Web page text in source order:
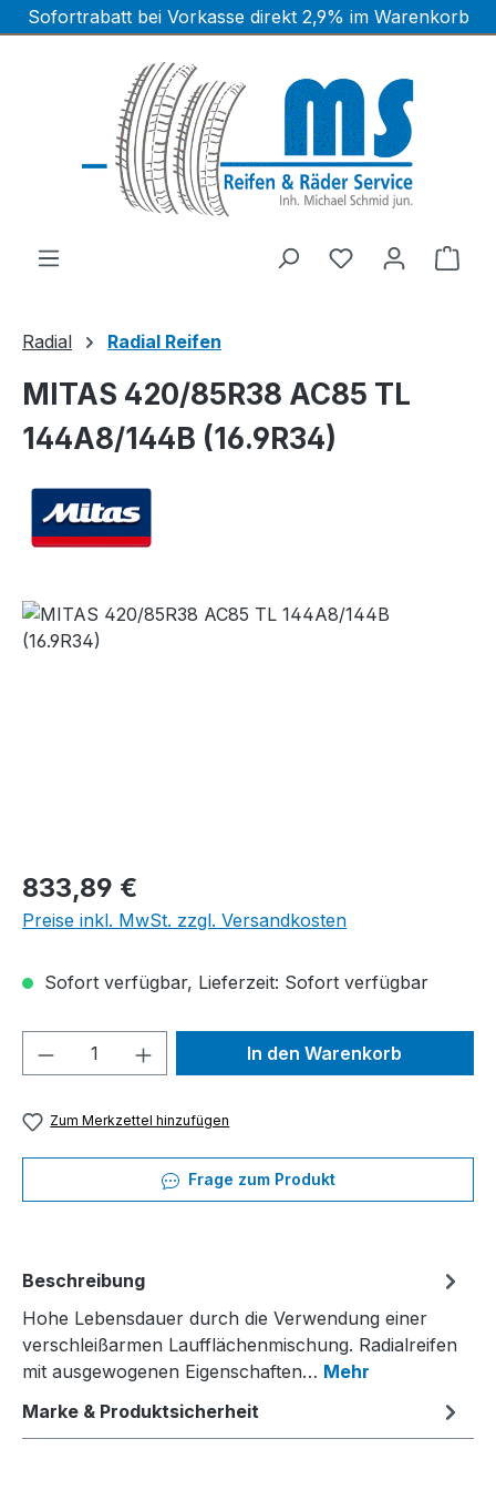
Zum Hauptinhalt springen
Sofortrabatt bei Vorkasse direkt 2,9% im Warenkorb
Radial Radial Reifen
MITAS 420/85R38 AC85 TL
144A8/144B (16.9R34)
Bildergalerie überspringen
Regulärer Preis:
833,89 €
Preise inkl. MwSt. zzgl. Versandkosten
Sofort verfügbar, Lieferzeit: Sofort verfügbar
Produkt Anzahl: Gib denIn den Warenkorb
Zum Merkzettel hinzufügen
Frage zum Produkt
Beschreibung
Hohe Lebensdauer durch die Verwendung einer
verschleißarmen Laufflächenmischung. Radialreifen
mit ausgewogenen Eigenschaften… Mehr
Marke & Produktsicherheit